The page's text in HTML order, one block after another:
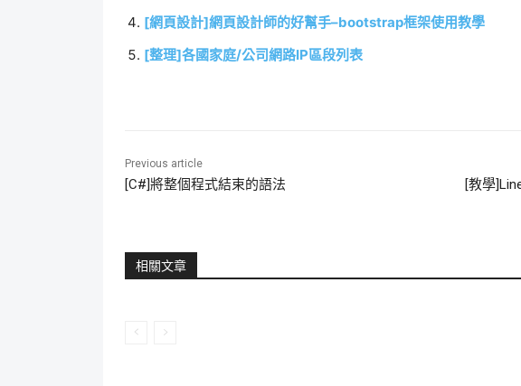
[網頁設計]網頁設計師的好幫手–bootstrap框架使用教學
[整理]各國家庭/公司網路IP區段列表
Previous article
[C#]將整個程式結束的語法
[教學
相關文章